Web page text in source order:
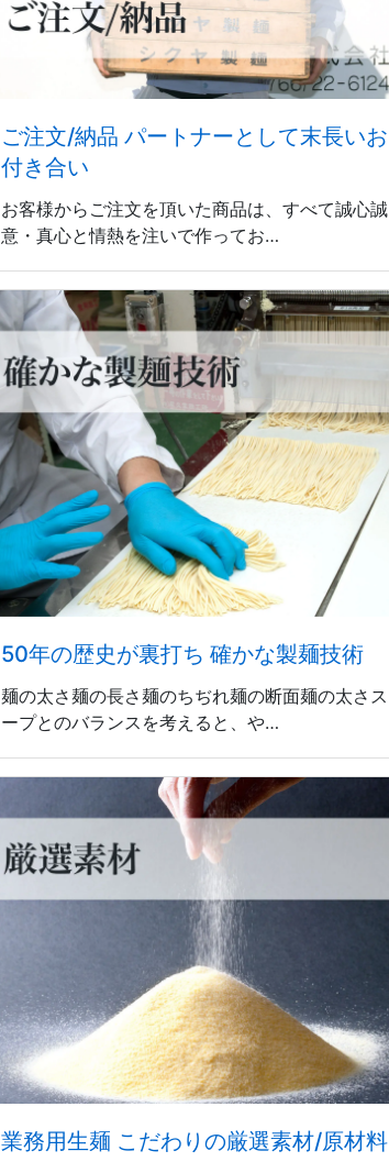
ご注文/納品 パートナーとして末長いお
付き合い
お客様からご注文を頂いた商品は、すべて誠心誠
意・真心と情熱を注いで作ってお…
50年の歴史が裏打ち 確かな製麺技術
麺の太さ麺の長さ麺のちぢれ麺の断面麺の太さス
ープとのバランスを考えると、や…
業務用生麺 こだわりの厳選素材/原材料